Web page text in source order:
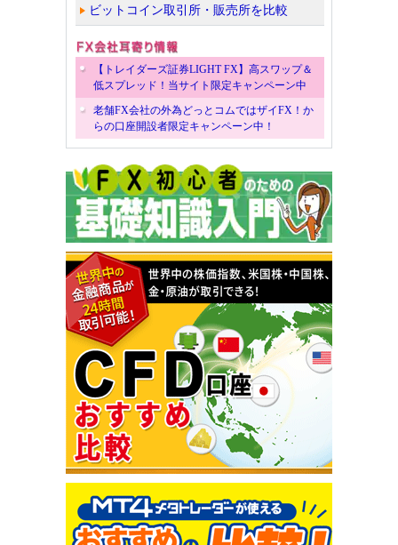
ビットコイン取引所・販売所を比較
【トレイダーズ証券LIGHT FX】高スワップ＆
低スプレッド！当サイト限定キャンペーン中
老舗FX会社の外為どっとコムではザイFX！か
らの口座開設者限定キャンペーン中！